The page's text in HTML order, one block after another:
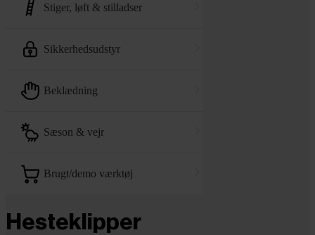
stiger, løft & stilladser
sikkerhedsudstyr
beklædning
sæson & vejr
brugt/demo værktøj
Hesteklipper